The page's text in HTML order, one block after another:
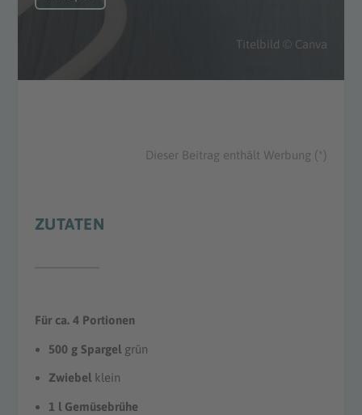
Titelbild © Canva
Dieser Beitrag enthält Werbung (*)
ZUTATEN
Für ca. 4 Portionen
500 g Spargel grün
Zwiebelklein
1 l Gemüsebrühe